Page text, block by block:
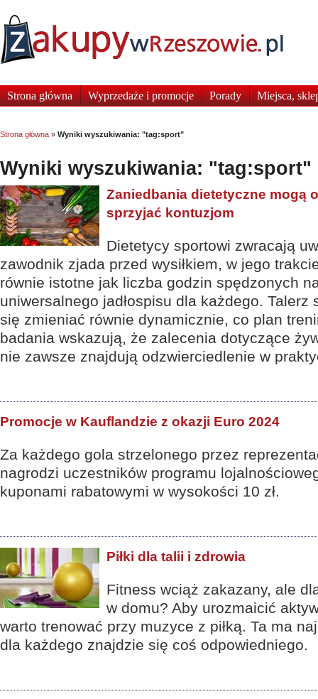
Strona główna Wyprzedaże i promocje Porady Miejsca,
Strona główna » Wyniki wyszukiwania: "tag:sport"
Wyniki wyszukiwania: "tag:sport"
Zaniedbania dietetyczne mogą
sprzyjać kontuzjom
Dietetycy sportowi zwracają
zawodnik zjada przed wysiłkiem, w jego
równie istotne jak liczba godzin spędzonych
uniwersalnego jadłospisu dla każdego. Talerz
się zmieniać równie dynamicznie, co plan
badania wskazują, że zalecenia dotyczące
nie zawsze znajdują odzwierciedlenie w
Promocje w Kauflandzie z okazji Euro 2024
Za każdego gola strzelonego przez
nagrodzi uczestników programu
kuponami rabatowymi w wysokości 10 zł.
Piłki dla talii i zdrowia
Fitness wciąż zakazany, ale
w domu? Aby urozmaicić
warto trenować przy muzyce z piłką. Ta ma
dla każdego znajdzie się coś odpowiedniego.